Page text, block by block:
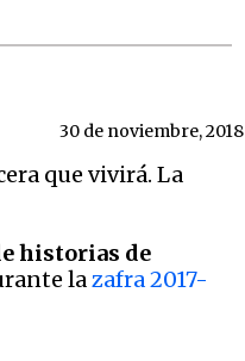
30 de noviembre, 2018
que vivirá. La
historias de
la zafra 2017-